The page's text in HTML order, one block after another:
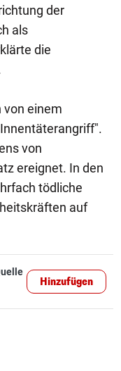
der
als
die
von einem
von
ereignet. In den
tödliche
auf
Hinzufügen